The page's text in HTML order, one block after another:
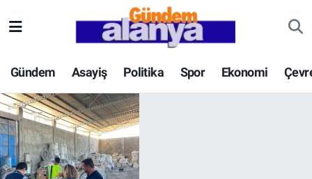
Gündem Asayiş Politika Spor Ekonomi